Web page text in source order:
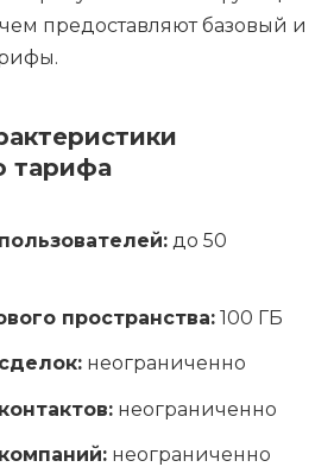
предоставляют базовый и
тарифа
до 50
пространства: 100 ГБ
неограниченно
неограниченно
неограниченно